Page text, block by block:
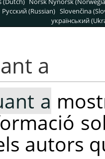
Pусский (Russian) Slovenčina
український
a
a
autors